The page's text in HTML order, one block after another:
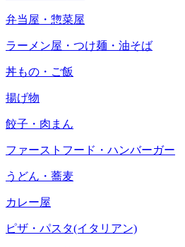
弁当屋・惣菜屋
ラーメン屋・つけ麺・油そば
丼もの・ご飯
揚げ物
餃子・肉まん
ファーストフード・ハンバーガー
うどん・蕎麦
カレー屋
ピザ・パスタ(イタリアン)